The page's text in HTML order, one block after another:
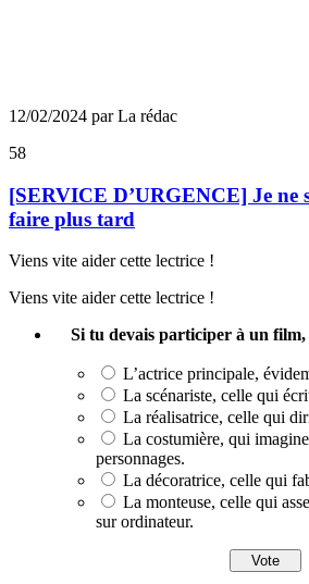
12/02/2024 par La rédac
58
[SERVICE D’URGENCE] Je ne
faire plus tard
Viens vite aider cette lectrice !
Viens vite aider cette lectrice !
Si tu devais participer à un
L’actrice principale,
La scénariste, celle qui
La réalisatrice, celle qui
La costumière, qui
personnages.
La décoratrice, celle qui
La monteuse, celle qui
sur ordinateur.